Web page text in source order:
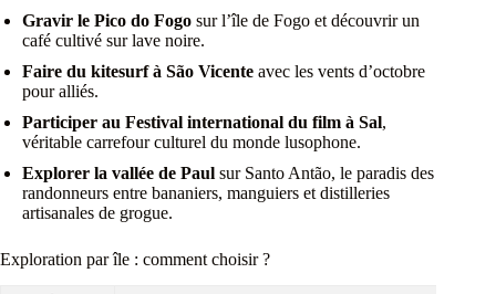
Gravir le Pico do Fogo sur l’île de Fogo et découvrir un
café cultivé sur lave noire.
Faire du kitesurf à São Vicente avec les vents d’octobre
pour alliés.
Participer au Festival international du film à Sal,
véritable carrefour culturel du monde lusophone.
Explorer la vallée de Paul sur Santo Antão, le paradis des
randonneurs entre bananiers, manguiers et distilleries
artisanales de grogue.
Exploration par île : comment choisir ?